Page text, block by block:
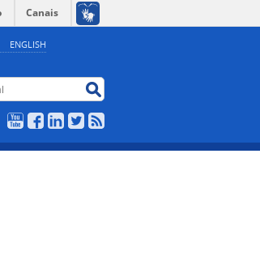
ENGLISH
Canais
YouTubeFacebookLinkedIn
Twitter